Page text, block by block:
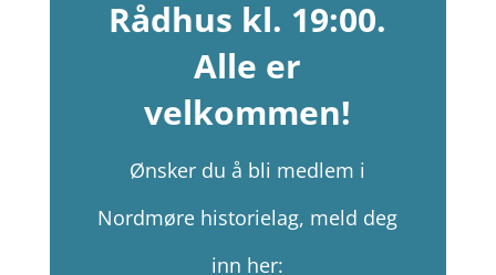
Rådhus kl. 19:00.
Alle er
velkommen!
Ønsker du å bli medlem i
Nordmøre historielag, meld deg
inn her: